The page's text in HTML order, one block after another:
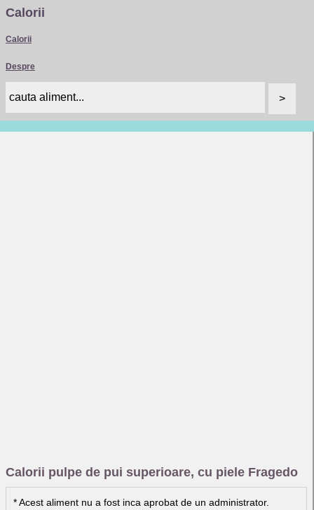
Calorii
Calorii
Despre
Calorii pulpe de pui superioare, cu piele Fragedo
* Acest aliment nu a fost inca aprobat de un administrator.